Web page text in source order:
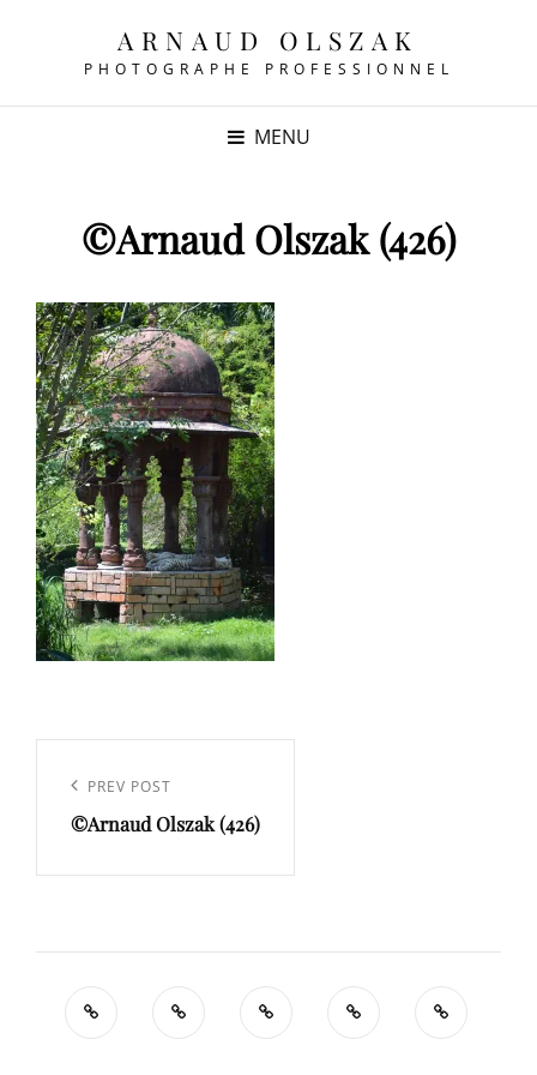
ARNAUD OLSZAK
PHOTOGRAPHE PROFESSIONNEL
MENU
©Arnaud Olszak (426)
l’article
Previous
Post
PREV POST
©Arnaud Olszak (426)